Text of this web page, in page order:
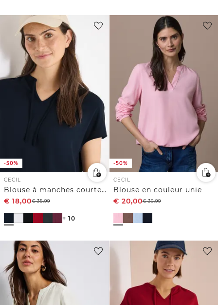
-50%
CECIL
Blouse à manches courtes avec mélange de structures
€ 18,00€35,99
+ 10
-50%
CECIL
Blouse en couleur unie
€ 20,00€39,99